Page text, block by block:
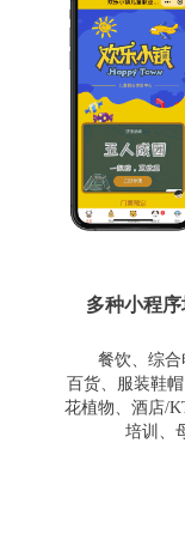
多种小程
餐饮、综
百货、服装鞋
花植物、酒店/
培训、